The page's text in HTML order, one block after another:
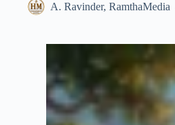
A. Ravinder, RamthaMedia